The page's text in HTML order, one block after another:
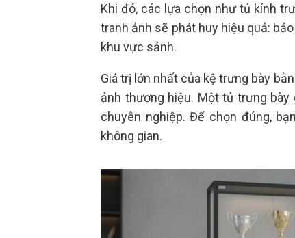
Khi đó, các lựa chọn như tủ kính
tranh ảnh sẽ phát huy hiệu quả:
khu vực sảnh.
Giá trị lớn nhất của kệ trưng bày
ảnh thương hiệu. Một tủ trưng
chuyên nghiệp. Để chọn đúng,
không gian.